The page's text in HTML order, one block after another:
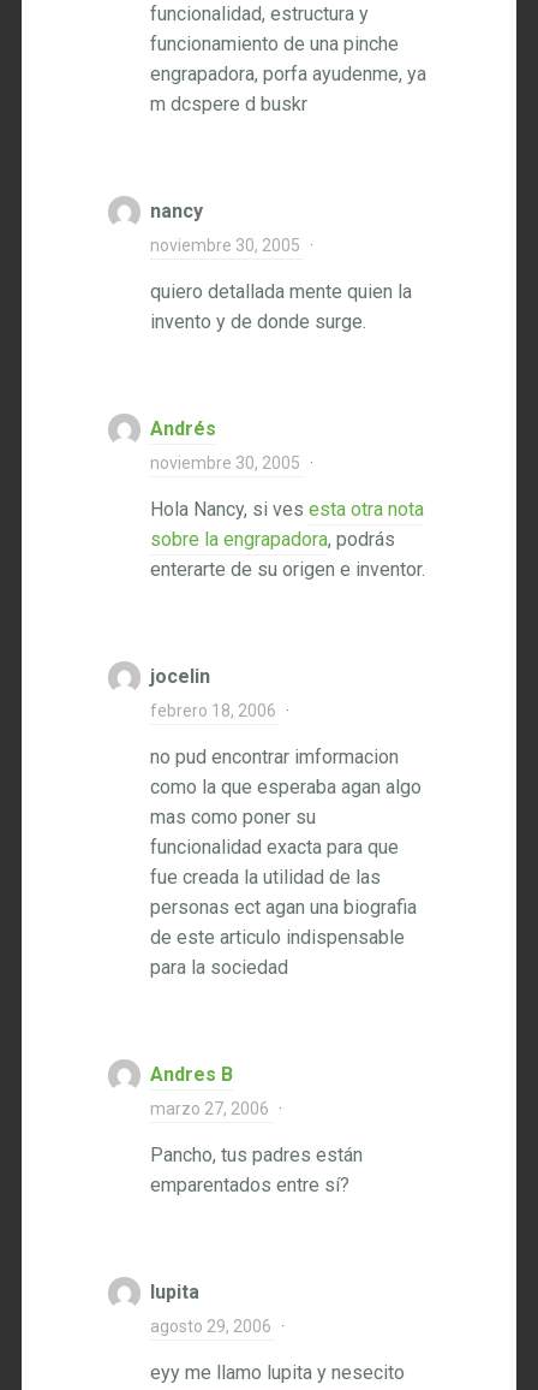
funcionalidad, estructura y
funcionamiento de una pinche
engrapadora, porfa ayudenme, ya
m dcspere d buskr
nancy
noviembre 30, 2005 ·
quiero detallada mente quien la
invento y de donde surge.
Andrés
noviembre 30, 2005 ·
Hola Nancy, si ves esta otra nota
sobre la engrapadora, podrás
enterarte de su origen e inventor.
jocelin
febrero 18, 2006 ·
no pud encontrar imformacion
como la que esperaba agan algo
mas como poner su
funcionalidad exacta para que
fue creada la utilidad de las
personas ect agan una biografia
de este articulo indispensable
para la sociedad
Andres B
marzo 27, 2006 ·
Pancho, tus padres están
emparentados entre sí?
lupita
agosto 29, 2006 ·
eyy me llamo lupita y nesecito